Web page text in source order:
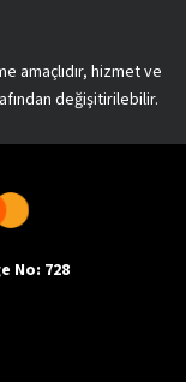
amaçlıdır, hizmet ve
değişitirilebilir.
No: 728